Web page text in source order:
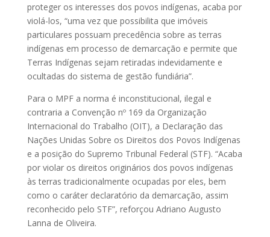
proteger os interesses dos povos indígenas, acaba por
violá-los, “uma vez que possibilita que imóveis
particulares possuam precedência sobre as terras
indígenas em processo de demarcação e permite que
Terras Indígenas sejam retiradas indevidamente e
ocultadas do sistema de gestão fundiária”.
Para o MPF a norma é inconstitucional, ilegal e
contraria a Convenção nº 169 da Organização
Internacional do Trabalho (OIT), a Declaração das
Nações Unidas Sobre os Direitos dos Povos Indígenas
e a posição do Supremo Tribunal Federal (STF). “Acaba
por violar os direitos originários dos povos indígenas
às terras tradicionalmente ocupadas por eles, bem
como o caráter declaratório da demarcação, assim
reconhecido pelo STF”, reforçou Adriano Augusto
Lanna de Oliveira.